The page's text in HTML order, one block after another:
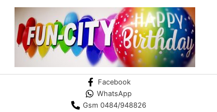
inhoud
Facebook
WhatsApp
Gsm 0484/948826